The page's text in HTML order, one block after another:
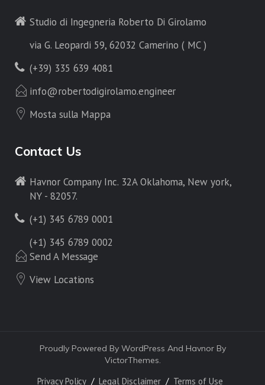
Studio di Ingegneria Roberto Di Girolamo
via G. Leopardi 59, 62032 Camerino ( MC )
(+39) 335 639 4081
info@robertodigirolamo.engineer
Mosta sulla Mappa
Contact Us
Havnor Company Inc. 32A Oklahoma, New york,
NY - 82057.
(+1) 345 6789 0001
(+1) 345 6789 0002
Send A Message
View Locations
Proudly Powered By WordPress And Havnor By
VictorThemes.
Privacy Policy Legal Disclaimer Terms of Use